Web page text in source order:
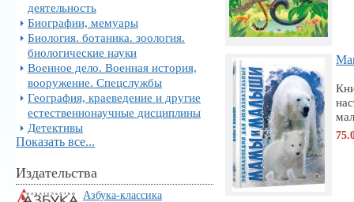
деятельность
Биографии, мемуары
Биология. ботаника. зоология.
биологические науки
Военное дело. Военная история,
вооружение. Спецслужбы
География, краеведение и другие
естественнонаучные дисциплины
Детективы
Показать все...
Издательства
Азбука-классика